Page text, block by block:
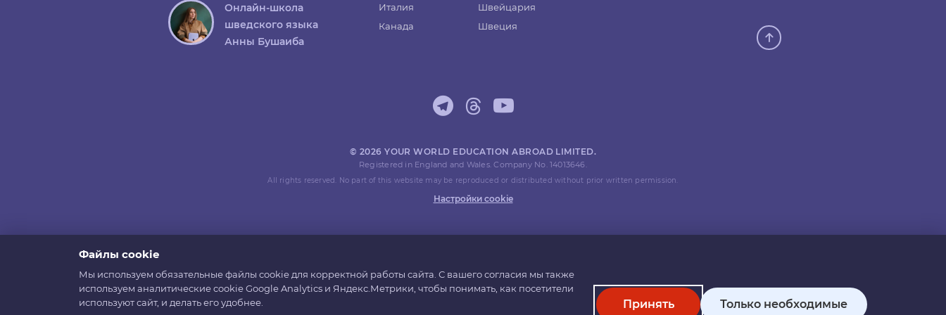
Онлайн-школа
шведского языка
Анны Бушаиба
Италия
Канада
Швейцария
Швеция
© 2026 YOUR WORLD EDUCATION ABROAD LIMITED.
Registered in England and Wales. Company No. 14013646.
All rights reserved. No part of this website may be reproduced or distributed without prior written permission.
Настройки cookie
Файлы cookie
Мы используем обязательные файлы cookie для корректной работы сайта. С вашего согласия мы также
используем аналитические cookie Google Analytics и Яндекс.Метрики, чтобы понимать, как посетители
используют сайт, и делать его удобнее.
Принять Только необходимые